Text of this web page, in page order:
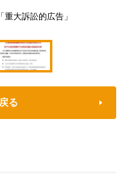
大訴訟的広告」
る